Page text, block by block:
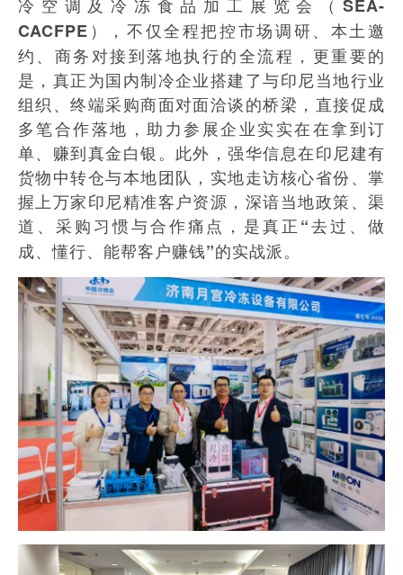
冷空调及冷冻食品加工展览会（SEA-
CACFPE）
，不仅全程把控市场调研、本土邀
约、商务对接到落地执行的全流程，更重要的
是，真正为国内制冷企业搭建了与印尼当地行业
组织、终端采购商面对面洽谈的桥梁，直接促成
多笔合作落地，助力参展企业实实在在拿到订
单、赚到真金白银。此外，强华信息在印尼建有
货物中转仓与本地团队，实地走访核心省份、掌
握上万家印尼精准客户资源，深谙当地政策、渠
道、采购习惯与合作痛点，是真正“去过、做
成、懂行、能帮客户赚钱”的实战派。